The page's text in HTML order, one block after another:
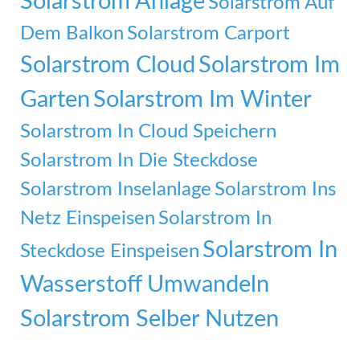
Dem Balkon Solarstrom Carport
Solarstrom Cloud Solarstrom Im
Garten Solarstrom Im Winter
Solarstrom In Cloud Speichern
Solarstrom In Die Steckdose
Solarstrom Inselanlage Solarstrom Ins
Netz Einspeisen Solarstrom In
Steckdose Einspeisen Solarstrom In
Wasserstoff Umwandeln
Solarstrom Selber Nutzen